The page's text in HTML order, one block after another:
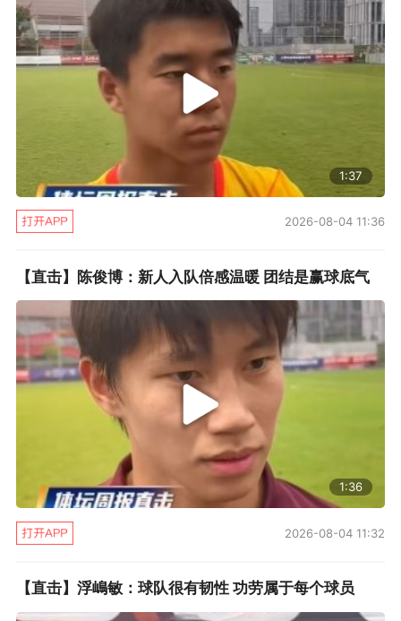
1:37
2026-08-04 11:36
【直击】陈俊博：新人入队倍感温暖 团结是赢球底气
1:36
2026-08-04 11:32
【直击】浮嶋敏：球队很有韧性 功劳属于每个球员